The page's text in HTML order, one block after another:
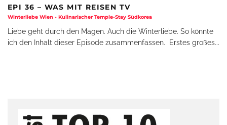
EPI 36 – WAS MIT REISEN TV
Winterliebe Wien - Kulinarischer Temple-Stay Südkorea
Liebe geht durch den Magen. Auch die Winterliebe. So könnte
ich den Inhalt dieser Episode zusammenfassen. Erstes großes...